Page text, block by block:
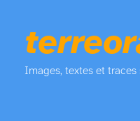
Images, textes et